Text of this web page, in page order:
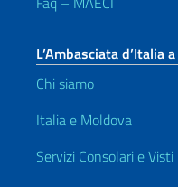
L’Ambasciata d’Italia
Chi siamo
Italia e Moldova
Servizi Consolari e Visti